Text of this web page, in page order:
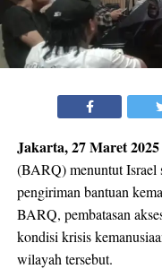
Jakarta, 27 Maret 2025
(BARQ) menuntut Israel
pengiriman bantuan
BARQ, pembatasan
kondisi krisis
wilayah tersebut.